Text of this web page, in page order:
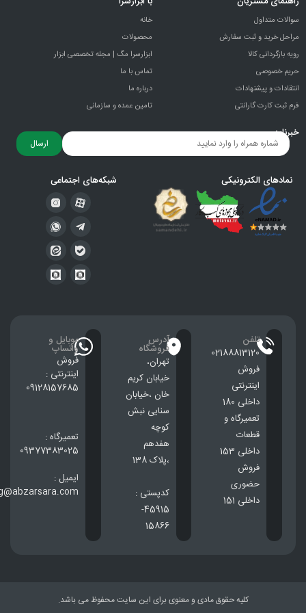
سوالات متداول
مراحل خرید و ثبت سفارش
رویه بازگردانی کالا
حریم خصوصی
انتقادات و پيشنهادات
فرم ثبت کارت گارانتی
خانه
محصولات
ابزارسرا مگ | مجله تخصصی ابزار
تماس با ما
درباره ما
تامین عمده و سازمانی
خبرنامه
ارسال
نمادهای الکترونیکی شبکه‌های اجتماعی
تلفن
02188813120
فروش
اینترنتی
داخلی 180
تعمیرگاه و
قطعات
داخلی 153
فروش
حضوری
داخلی 151
آدرس
فروشگاه
تهران،
خيابان كريم
خان ،خيابان
سنایی نبش
کوچه
هفدهم
،پلاک 138
کدپستی :
45915-
15866
موبایل و
واتساپ
فروش
اینترنتی :
09128157685
تعمیرگاه :
09377383025
ایمیل :
کلیه حقوق مادی و معنوی برای این سایت محفوظ می باشد.